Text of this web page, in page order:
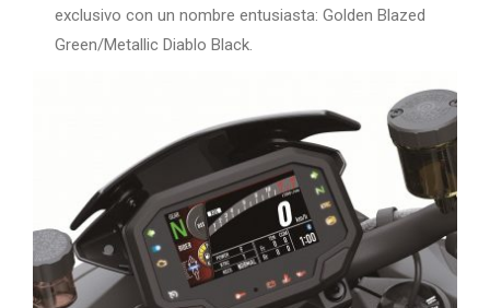
exclusivo con un nombre entusiasta: Golden Blazed
Green/Metallic Diablo Black.